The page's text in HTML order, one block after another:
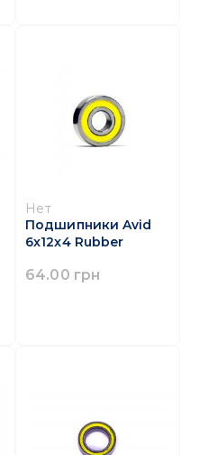
Нет
Подшипники Avid
6x12x4 Rubber
64.00 грн